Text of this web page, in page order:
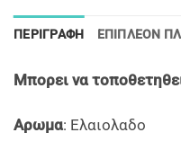
ΠΕΡΙΓΡΑΦΉ ΕΠΙΠΛΈΟΝ
Mπορει να
Αρωμα: Ελαιολαδο